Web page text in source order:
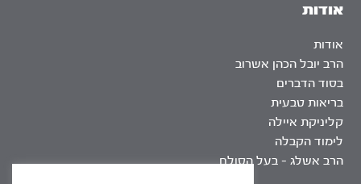
אודות
אודות
הרב יובל הכהן אשרוב
בסוד הדברים
בריאות טבעית
קליניקת איילה
לימוד הקבלה
הרב אשלג – בעל הסולם